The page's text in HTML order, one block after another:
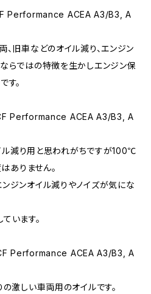
Performance ACEA A3/B3, A
旧車などのオイル減り、エンジン
らではの特徴を生かしエンジン保
す。
Performance ACEA A3/B3, A
ル減り用と思われがちですが100℃
ありません。
ジンオイル減りやノイズが気にな
います。
Performance ACEA A3/B3, A
激しい車両用のオイルです。